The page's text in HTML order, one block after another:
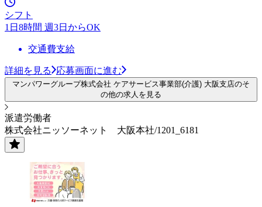
シフト
1日8時間 週3日からOK
交通費支給
詳細を見る 応募画面に進む
マンパワーグループ株式会社 ケアサービス事業部(介護) 大阪支店のそ
の他の求人を見る
派遣労働者
株式会社ニッソーネット 大阪本社/1201_6181